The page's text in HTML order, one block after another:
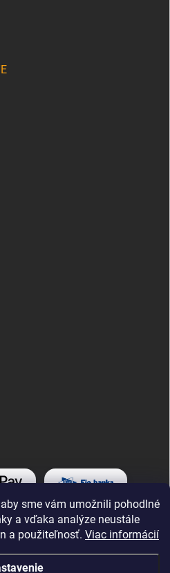
sme vám umožnili pohodlné
a vďaka analýze neustále
a použiteľnosť. Viac informácií